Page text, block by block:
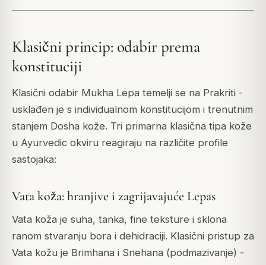
Klasični princip: odabir prema
konstituciji
Klasični odabir Mukha Lepa temelji se na Prakriti -
usklađen je s individualnom konstitucijom i trenutnim
stanjem Dosha kože. Tri primarna klasična tipa kože
u Ayurvedic okviru reagiraju na različite profile
sastojaka:
Vata koža: hranjive i zagrijavajuće Lepas
Vata koža je suha, tanka, fine teksture i sklona
ranom stvaranju bora i dehidraciji. Klasični pristup za
Vata kožu je Brimhana i Snehana (podmazivanje) -